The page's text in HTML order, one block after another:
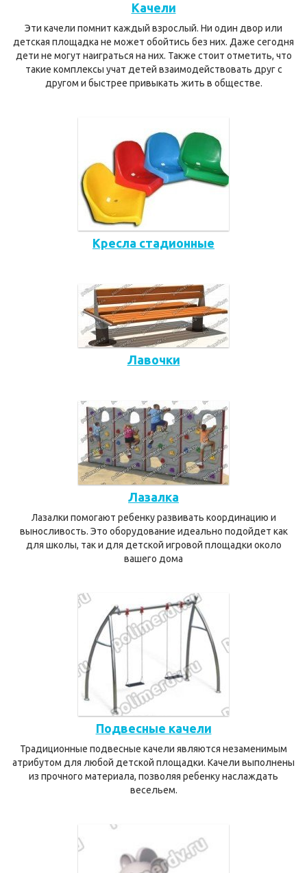
Качели
Эти качели помнит каждый взрослый. Ни один двор или
детская площадка не может обойтись без них. Даже сегодня
дети не могут наиграться на них. Также стоит отметить, что
такие комплексы учат детей взаимодействовать друг с
другом и быстрее привыкать жить в обществе.
Кресла стадионные
Лавочки
Лазалка
Лазалки помогают ребенку развивать координацию и
выносливость. Это оборудование идеально подойдет как
для школы, так и для детской игровой площадки около
вашего дома
Подвесные качели
Традиционные подвесные качели являются незаменимым
атрибутом для любой детской площадки. Качели выполнены
из прочного материала, позволяя ребенку наслаждать
весельем.